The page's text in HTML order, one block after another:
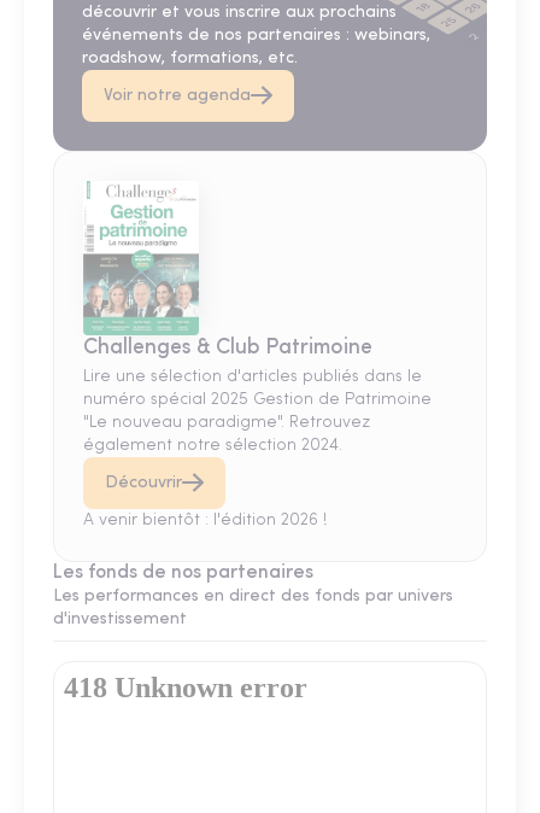
découvrir et vous inscrire aux prochains
événements de nos partenaires : webinars,
roadshow, formations, etc.
Voir notre agenda
Challenges & Club Patrimoine
Lire une sélection d'articles publiés dans le
numéro spécial 2025 Gestion de Patrimoine
"Le nouveau paradigme". Retrouvez
également notre sélection 2024.
Découvrir
A venir bientôt : l'édition 2026 !
Les fonds de nos partenaires
Les performances en direct des fonds par univers
d'investissement